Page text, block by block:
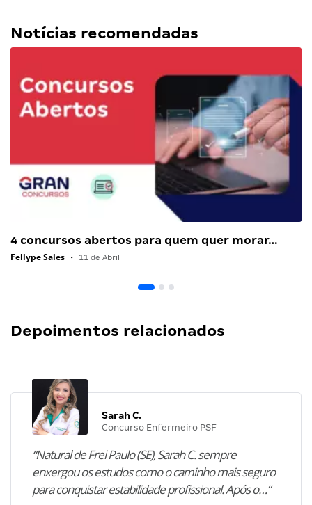
Notícias recomendadas
4 concursos abertos para quem quer morar…
Fellype Sales • 11 de Abril
Depoimentos relacionados
Sarah C.
Concurso Enfermeiro PSF
“Natural de Frei Paulo (SE), Sarah C. sempre
enxergou os estudos como o caminho mais seguro
para conquistar estabilidade profissional. Após o…”